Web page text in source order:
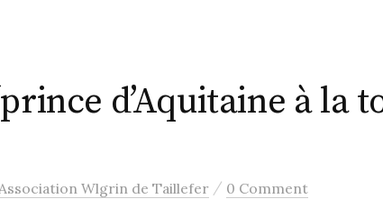
d’Aquitaine à la
Association Wlgrin de Taillefer / 0 Comment